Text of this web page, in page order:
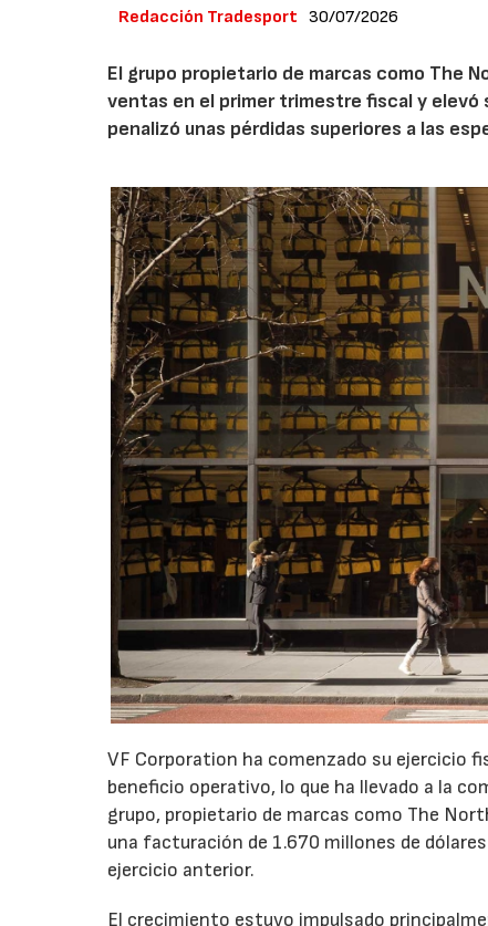
Redacción Tradesport 30/07/2026
El grupo propietario de marcas como The
ventas en el primer trimestre fiscal y elevó
penalizó unas pérdidas superiores a las
VF Corporation ha comenzado su ejercicio
beneficio operativo, lo que ha llevado a la
grupo, propietario de marcas como The
una facturación de 1.670 millones de
ejercicio anterior.
El crecimiento estuvo impulsado